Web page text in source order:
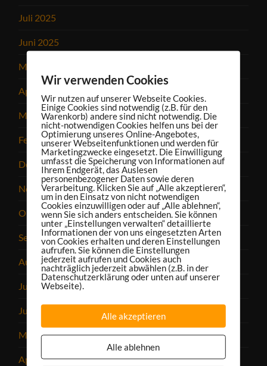
Juli 2025
Juni 2025
Mai 2025
April 2025
März 2025
Februar 2025
Dezember 2024
November 2024
Oktober 2024
September 2024
August 2024
Juli 2024
Juni 2024
Mai 2024
April 2024
Wir verwenden Cookies
Wir nutzen auf unserer Webseite Cookies.
Einige Cookies sind notwendig (z.B. für den
Warenkorb) andere sind nicht notwendig. Die
nicht-notwendigen Cookies helfen uns bei der
Optimierung unseres Online-Angebotes,
unserer Webseitenfunktionen und werden für
Marketingzwecke eingesetzt. Die Einwilligung
umfasst die Speicherung von Informationen auf
Ihrem Endgerät, das Auslesen
personenbezogener Daten sowie deren
Verarbeitung. Klicken Sie auf „Alle akzeptieren“,
um in den Einsatz von nicht notwendigen
Cookies einzuwilligen oder auf „Alle ablehnen“,
wenn Sie sich anders entscheiden. Sie können
unter „Einstellungen verwalten“ detaillierte
Informationen der von uns eingesetzten Arten
von Cookies erhalten und deren Einstellungen
aufrufen. Sie können die Einstellungen
jederzeit aufrufen und Cookies auch
nachträglich jederzeit abwählen (z.B. in der
Datenschutzerklärung oder unten auf unserer
Webseite).
Alle akzeptieren
Alle ablehnen